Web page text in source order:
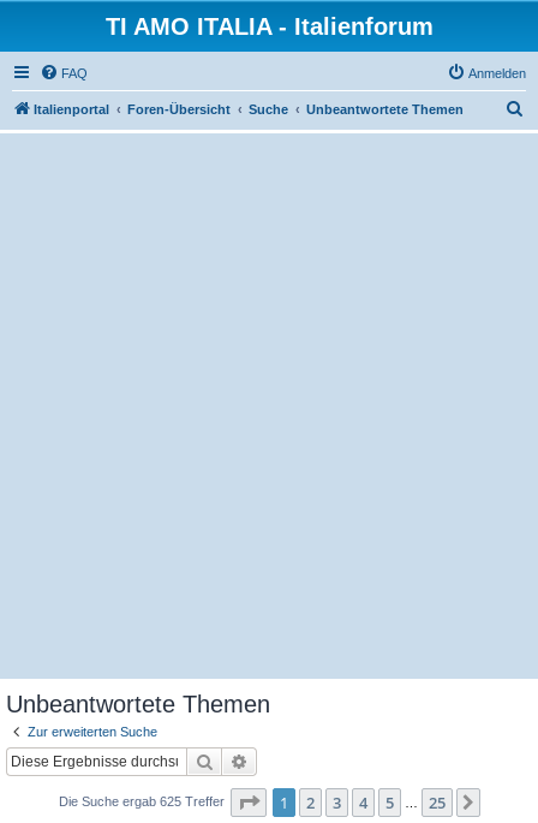
TI AMO ITALIA - Italienforum
FAQ Anmelden
Italienportal Foren-Übersicht Suche Unbeantwortete Themen
u
Unbeantwortete Themen
Zur erweiterten Suche
Suche
Die Suche ergab 625 Treffer Seite 1von 25
1 2 3 4 5 25